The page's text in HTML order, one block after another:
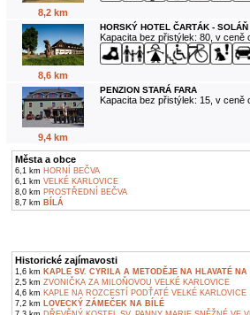
8,2 km
8,6 km
HORSKÝ HOTEL ČARTÁK - SOLÁŇ
Kapacita bez přistýlek: 80, v ceně
9,4 km
PENZION STARÁ FARA
Kapacita bez přistýlek: 15, v ceně
Města a obce
6,1 km HORNÍ BEČVA
6,1 km VELKÉ KARLOVICE
8,0 km PROSTŘEDNÍ BEČVA
8,7 km BÍLÁ
Historické zajímavosti
1,6 km KAPLE SV. CYRILA A METODĚJE NA HLAVATÉ NA
2,5 km ZVONIČKA ZA MILOŇOVOU VELKÉ KARLOVICE
4,6 km KAPLE NA ROZCESTÍ PODŤATÉ VELKÉ KARLOVICE
7,2 km LOVECKÝ ZÁMEČEK NA BÍLÉ